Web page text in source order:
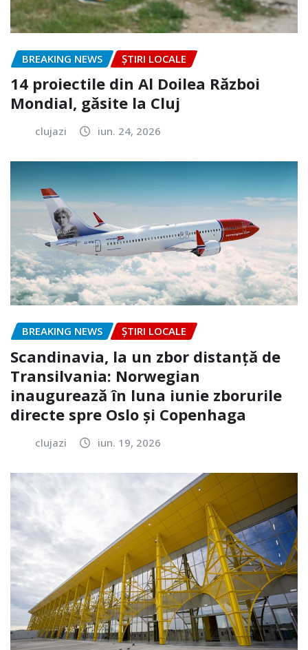
BREAKING NEWS ȘTIRI LOCALE
14 proiectile din Al Doilea Război
Mondial, găsite la Cluj
clujazi iun. 24, 2026
BREAKING NEWS ȘTIRI LOCALE
Scandinavia, la un zbor distanță de
Transilvania: Norwegian
inaugurează în luna iunie zborurile
directe spre Oslo și Copenhaga
clujazi iun. 19, 2026